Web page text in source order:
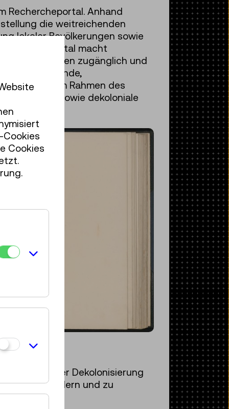
Rechercheportal. Anhand
die weitreichenden
lokaler Bevölkerungen sowie
macht
Dokumenten zugänglich und
eine vertiefende,
ein im Rahmen des
sowie dekoloniale
musealer Dekolonisierung
zu fördern und zu
Cookies